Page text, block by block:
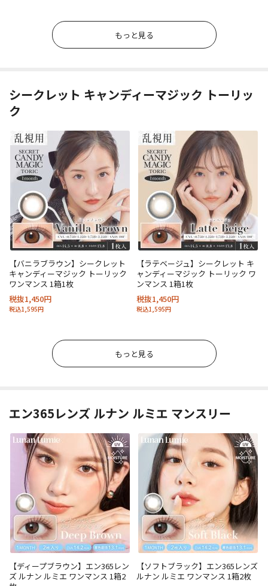
もっと見る
シークレット キャンディーマジック トーリッ
ク
【バニラブラウン】シークレット
キャンディーマジック トーリック
ワンマンス 1箱1枚
税抜1,450円
税込1,595円
【ラテベージュ】シークレット キ
ャンディーマジック トーリック ワ
ンマンス 1箱1枚
税抜1,450円
税込1,595円
もっと見る
エン365レンズ ルナン ルミエ マンスリー
【ディープブラウン】エン365レン
ズ ルナン ルミエ ワンマンス 1箱2
【ソフトブラック】エン365レンズ
ルナン ルミエ ワンマンス 1箱2枚